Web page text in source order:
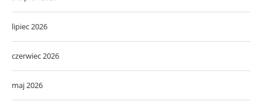
lipiec 2026
czerwiec 2026
maj 2026